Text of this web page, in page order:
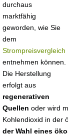
durchaus
marktfähig
geworden, wie Sie
dem
Strompreisvergleich
entnehmen können.
Die Herstellung
erfolgt aus
regenerativen
Quellen oder wird
Kohlendioxid in der
der Wahl eines